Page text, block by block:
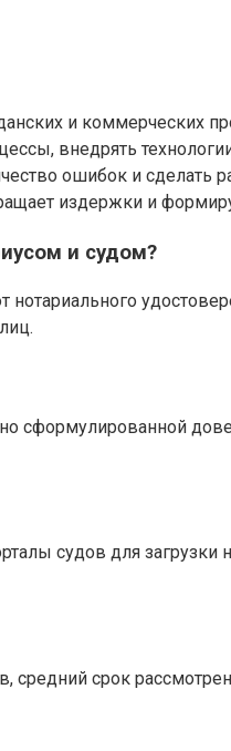
и
внедрять
ошибок и
издержки и
и судом?
сформулированной
судов для
средний срок